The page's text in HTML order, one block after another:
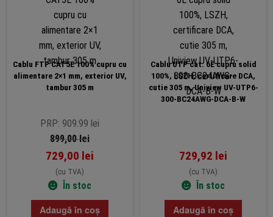
Cablu FTP CAT5E 100% cupru cu
alimentare 2×1 mm, exterior UV,
tambur 305 m
PRP: 909.99 lei
899,00lei
729,00 lei
(cu TVA)
În stoc
Adaugă în coș
Cablu UTP cat. 6E cupru solid
100%, LSZH, certificare DCA,
cutie 305 m, Uniview UV-UTP6-
300-BC24AWG-DCA-B-W
729,92 lei
(cu TVA)
În stoc
Adaugă în coș